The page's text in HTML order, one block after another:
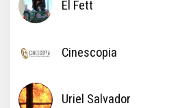
El Fett
Cinescopia
Uriel Salvador